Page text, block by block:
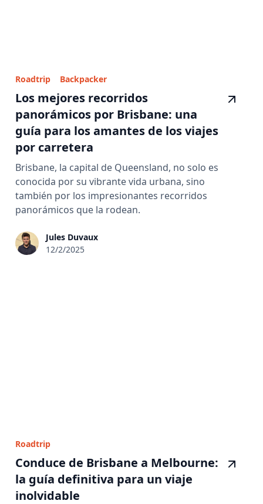
Roadtrip Backpacker
Los mejores recorridos
panorámicos por Brisbane: una
guía para los amantes de los viajes
por carretera
Brisbane, la capital de Queensland, no solo es
conocida por su vibrante vida urbana, sino
también por los impresionantes recorridos
panorámicos que la rodean.
Jules Duvaux
12/2/2025
Roadtrip
Conduce de Brisbane a Melbourne:
la guía definitiva para un viaje
inolvidable